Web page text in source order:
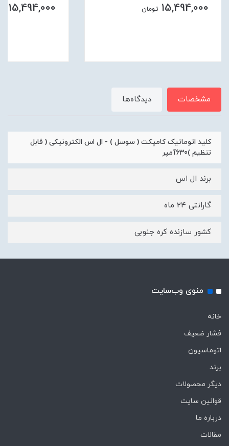
15,494,000 تومان 15,494,000
مشخصات دیدگاه‌ها
کلید اتوماتیک کامپکت ( سوسل ) - ال اس الکترونیکی ( قابل
تنظیم )630آمپر
برند ال اس
گارانتی 24 ماه
کشور سازنده کره جنوبی
منوی وب‌سایت
خانه
فشار ضعیف
اتوماسیون
برند
دیگر محصولات
قوانین سایت
درباره ما
مقالات